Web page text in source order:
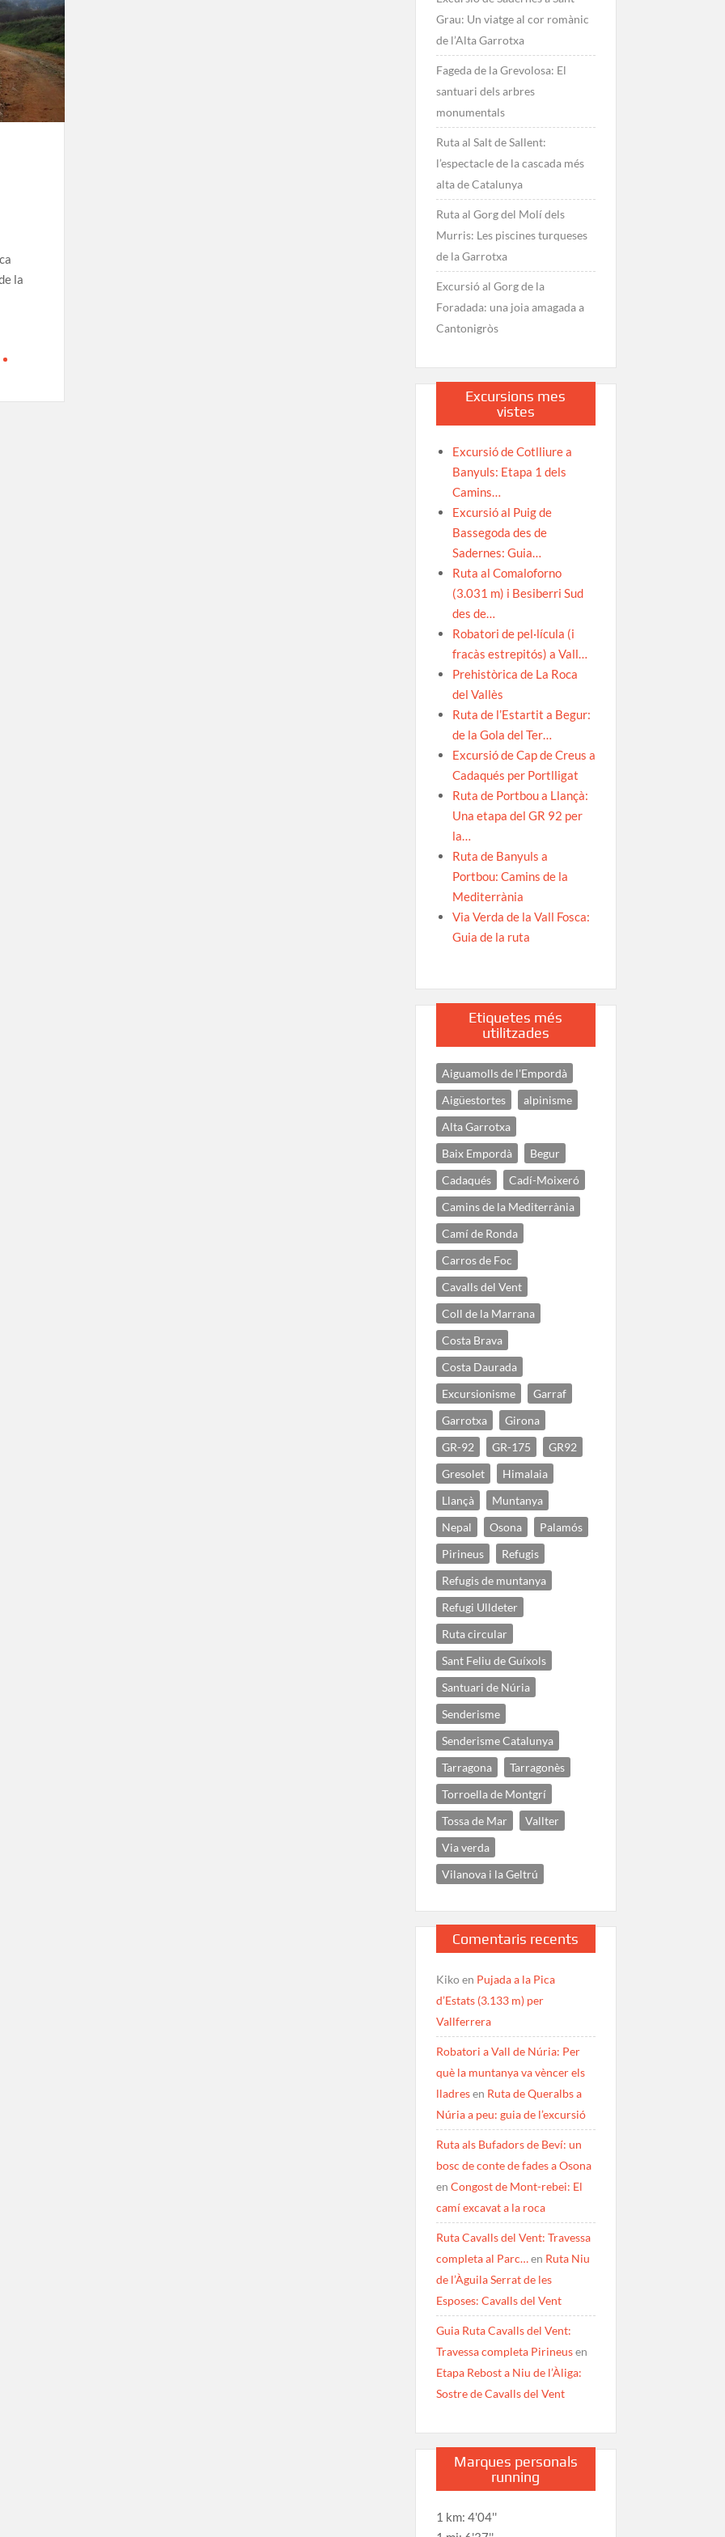
la
Grau: Un viatge al cor romànic
de l’Alta Garrotxa
Fageda de la Grevolosa: El
santuari dels arbres
monumentals
Ruta al Salt de Sallent:
l’espectacle de la cascada més
alta de Catalunya
Ruta al Gorg del Molí dels
Murris: Les piscines turqueses
de la Garrotxa
Excursió al Gorg de la
Foradada: una joia amagada a
Cantonigròs
Excursions mes
vistes
Excursió de Cotlliure a
Banyuls: Etapa 1 dels
Camins…
Excursió al Puig de
Bassegoda des de
Sadernes: Guia…
Ruta al Comaloforno
(3.031 m) i Besiberri Sud
des de…
Robatori de pel·lícula (i
fracàs estrepitós) a Vall…
Prehistòrica de La Roca
del Vallès
Ruta de l’Estartit a Begur:
de la Gola del Ter…
Excursió de Cap de Creus a
Cadaqués per Portlligat
Ruta de Portbou a Llançà:
Una etapa del GR 92 per
la…
Ruta de Banyuls a
Portbou: Camins de la
Mediterrània
Via Verda de la Vall Fosca:
Guia de la ruta
Etiquetes més
utilitzades
Aiguamolls de l'Empordà
Aigüestortes
alpinisme
Alta Garrotxa
Baix Empordà
Begur
Cadaqués
Cadí-Moixeró
Camins de la Mediterrània
Camí de Ronda
Carros de Foc
Cavalls del Vent
Coll de la Marrana
Costa Brava
Costa Daurada
Excursionisme
Garraf
Garrotxa
Girona
GR-92
GR-175
GR92
Gresolet
Himalaia
Llançà
Muntanya
Nepal
Osona
Palamós
Pirineus
Refugis
Refugis de muntanya
Refugi Ulldeter
Ruta circular
Sant Feliu de Guíxols
Santuari de Núria
Senderisme
Senderisme Catalunya
Tarragona
Tarragonès
Torroella de Montgrí
Tossa de Mar
Vallter
Via verda
Vilanova i la Geltrú
Comentaris recents
Kikoen Pujada a la Pica
d’Estats (3.133 m) per
Vallferrera
Robatori a Vall de Núria: Per
què la muntanya va vèncer els
lladresen Ruta de Queralbs a
Núria a peu: guia de l’excursió
Ruta als Bufadors de Beví: un
bosc de conte de fades a Osona
en Congost de Mont-rebei: El
camí excavat a la roca
Ruta Cavalls del Vent: Travessa
completa al Parc…en Ruta Niu
de l’Àguila Serrat de les
Esposes: Cavalls del Vent
Guia Ruta Cavalls del Vent:
Travessa completa Pirineusen
Etapa Rebost a Niu de l’Àliga:
Sostre de Cavalls del Vent
Marques personals
running
1 km: 4'04''